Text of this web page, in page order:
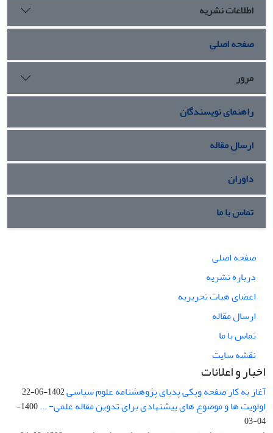
اطلاعات نشریه
صفحه اصلی
مرور
راهنمای نویسندگان
ارسال مقاله
داوران
تماس با ما
صفحه اصلی
درباره نشریه
اعضای هیات تحریریه
ارسال مقاله
تماس با ما
نقشه سایت
اخبار و اعلانات
آغاز به کار صفحه ویکی پدیای پژوهشنامه علوم سیاسی1402-06-22
اولویت ها و موضوع های پیشنهادی برای تدوین مقاله علمی- ...
1400-
04-03